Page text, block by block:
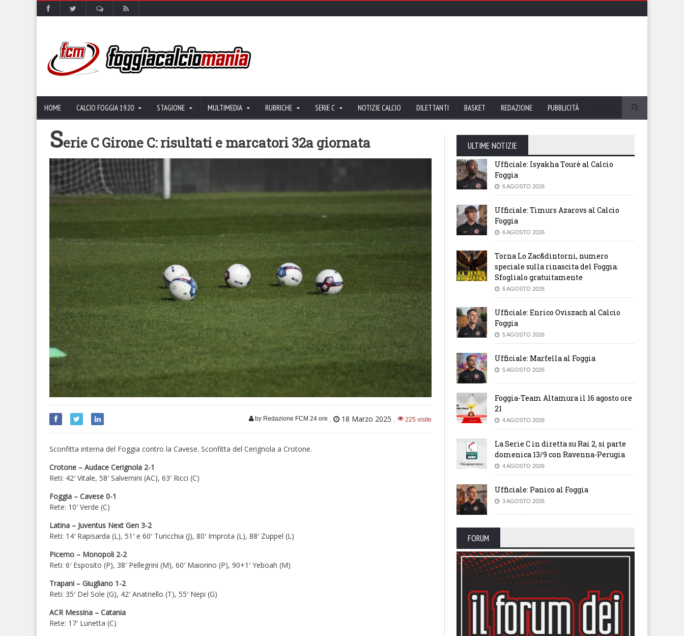
HOME CALCIO FOGGIA 1920 STAGIONE MULTIMEDIA RUBRICHE SERIE C NOTIZIE CALCIO DILETTANTI BASKET REDAZIONE PUBBLICITÀ
Serie C Girone C: risultati e marcatori 32a giornata
by Redazione FCM 24 ore , 18 Marzo 2025 , 225 visite
Sconfitta interna del Foggia contro la Cavese. Sconfitta del Cerignola a Crotone.
Crotone – Audace Cerignola 2-1
Reti: 42′ Vitale, 58′ Salvemini (AC), 63′ Ricci (C)
Foggia – Cavese 0-1
Rete: 10′ Verde (C)
Latina – Juventus Next Gen 3-2
Reti: 14′ Rapisarda (L), 51′ e 60′ Turicchia (J), 80′ Improta (L), 88′ Zuppel (L)
Picerno – Monopoli 2-2
Reti: 6′ Esposito (P), 38′ Pellegrini (M), 60′ Maiorino (P), 90+1′ Yeboah (M)
Trapani – Giugliano 1-2
Reti: 35′ Del Sole (G), 42′ Anatriello (T), 55′ Nepi (G)
ACR Messina – Catania
Rete: 17′ Lunetta (C)
ULTIME NOTIZIE
Ufficiale: Isyakha Tourè al Calcio
Foggia
6 AGOSTO 2026
Ufficiale: Timurs Azarovs al Calcio
Foggia
6 AGOSTO 2026
Torna Lo Zac&dintorni, numero
speciale sulla rinascita del Foggia.
Sfoglialo gratuitamente
6 AGOSTO 2026
Ufficiale: Enrico Oviszach al Calcio
Foggia
5 AGOSTO 2026
Ufficiale: Marfella al Foggia
5 AGOSTO 2026
Foggia-Team Altamura il 16 agosto ore
21
4 AGOSTO 2026
La Serie C in diretta su Rai 2, si parte
domenica 13/9 con Ravenna-Perugia
4 AGOSTO 2026
Ufficiale: Panico al Foggia
3 AGOSTO 2026
FORUM